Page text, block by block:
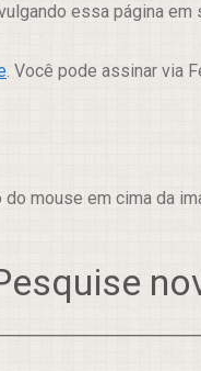
essa página em
. Você pode assinar via
mouse em cima da